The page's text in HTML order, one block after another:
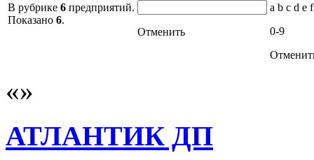
В рубрике 6 предприятий.
Показано 6.
Отменить
a b c d e
0-9
АТЛАНТИК ДП